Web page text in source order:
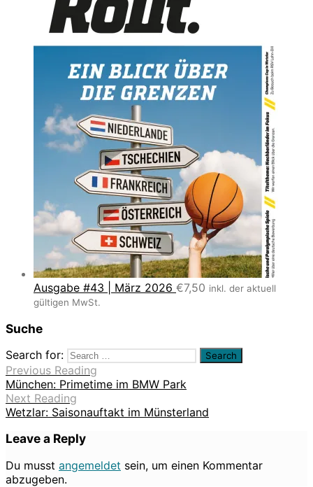
Ausgabe #43 | März 2026 €7,50 inkl. der aktuell
gültigen MwSt.
Suche
Search for:
Previous Reading
München: Primetime im BMW Park
Next Reading
Wetzlar: Saisonauftakt im Münsterland
Leave a Reply
Du musst angemeldet sein, um einen Kommentar
abzugeben.